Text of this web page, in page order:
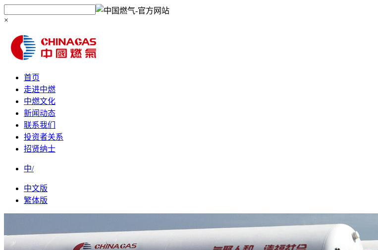
×
首页
走进中燃
中燃文化
新闻动态
联系我们
投资者关系
招贤纳士
中/
中文版
繁体版